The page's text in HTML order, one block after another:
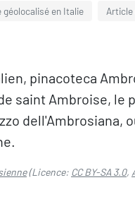
géolocalisé en Italie Article
pinacoteca
saint Ambroise, le
dell'Ambrosiana,
(Licence: CC BY-SA 3.0,